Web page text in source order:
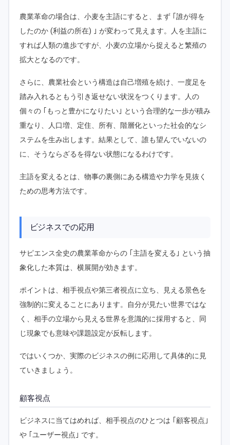
農業革命の場合は、小麦を主語にすると、まず ｢誰が得を
したのか (利益の所在) ｣ が変わって見えます。人を主語に
すれば人類の進歩ですが、小麦の立場から捉えると繁殖の
拡大となるのです。
さらに、農業社会という構造は自己増殖を続け、一度足を
踏み入れるともう引き返せない状況をつくります。人の
個々の ｢もっと豊かになりたい｣ という合理的な一歩が積み
重なり、人口増、定住、所有、階層化といった社会的なシ
ステムを生み出します。結果として、誰も望んでいないの
に、そうならざるを得ない状態になるわけです。
主語を変えるとは、物事の裏側にある構造や力学を見抜く
ための思考方法です。
ビジネスでの応用
サピエンス全史の農業革命からの ｢主語を変える｣ という抽
象化した本質は、横展開が効きます。
ポイントは、相手視点や第三者視点に立ち、見える景色を
強制的に変えることにあります。自分が見たい世界ではな
く、相手の立場から見える世界を意識的に採用すると、同
じ現象でも意味や課題設定が反転します。
ではいくつか、実際のビジネスの例に応用して具体的に見
ていきましょう。
顧客視点
ビジネスに当てはめれば、相手視点のひとつは ｢顧客視点｣
や ｢ユーザー視点｣ です。